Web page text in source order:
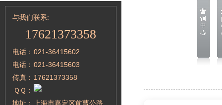
与我们联系:
17621373358
电话： 021-36415602
电话： 021-36415603
传真： 17621373358
ＱＱ：
地址：
上海市嘉定区前曹公路